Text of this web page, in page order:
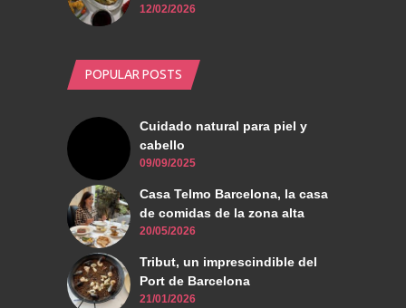
12/02/2026
POPULAR POSTS
Cuidado natural para piel y
cabello
09/09/2025
Casa Telmo Barcelona, la casa
de comidas de la zona alta
20/05/2026
Tribut, un imprescindible del
Port de Barcelona
21/01/2026